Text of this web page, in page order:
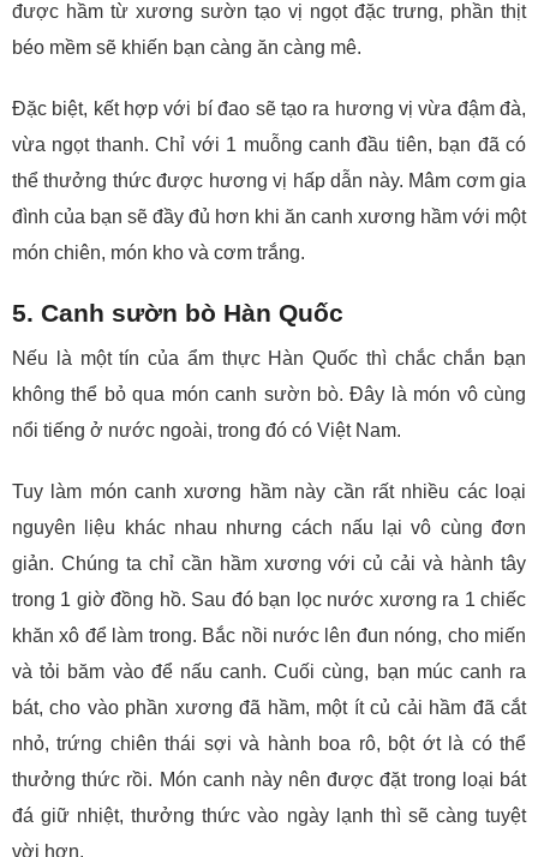
được hầm từ xương sườn tạo vị ngọt đặc trưng, phần thịt
béo mềm sẽ khiến bạn càng ăn càng mê.
Đặc biệt, kết hợp với bí đao sẽ tạo ra hương vị vừa đậm đà,
vừa ngọt thanh. Chỉ với 1 muỗng canh đầu tiên, bạn đã có
thể thưởng thức được hương vị hấp dẫn này. Mâm cơm gia
đình của bạn sẽ đầy đủ hơn khi ăn canh xương hầm với một
món chiên, món kho và cơm trắng.
5. Canh sườn bò Hàn Quốc
Nếu là một tín của ẩm thực Hàn Quốc thì chắc chắn bạn
không thể bỏ qua món canh sườn bò. Đây là món vô cùng
nổi tiếng ở nước ngoài, trong đó có Việt Nam.
Tuy làm món canh xương hầm này cần rất nhiều các loại
nguyên liệu khác nhau nhưng cách nấu lại vô cùng đơn
giản. Chúng ta chỉ cần hầm xương với củ cải và hành tây
trong 1 giờ đồng hồ. Sau đó bạn lọc nước xương ra 1 chiếc
khăn xô để làm trong. Bắc nồi nước lên đun nóng, cho miến
và tỏi băm vào để nấu canh. Cuối cùng, bạn múc canh ra
bát, cho vào phần xương đã hầm, một ít củ cải hầm đã cắt
nhỏ, trứng chiên thái sợi và hành boa rô, bột ớt là có thể
thưởng thức rồi. Món canh này nên được đặt trong loại bát
đá giữ nhiệt, thưởng thức vào ngày lạnh thì sẽ càng tuyệt
vời hơn.